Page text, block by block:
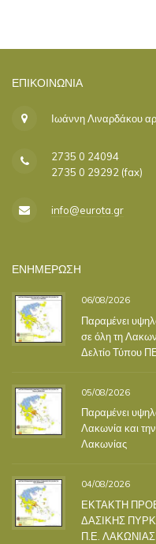
ΕΠΙΚΟΙΝΩΝΊΑ
Ιωάννη Λιναρδάκου
2735 0 24094
2735 0 29292 (fax)
info@eurota.gr
ΕΝΗΜΕΡΩΣΗ
06/08/2026
Παραμένει
σε όλη τη
Δελτίο Τύπου
05/08/2026
Παραμένει
Λακωνία και
Λακωνίας
04/08/2026
ΕΚΤΑΚΤΗ
ΔΑΣΙΚΗΣ
Π.Ε. ΛΑΚΩΝΙΑΣ